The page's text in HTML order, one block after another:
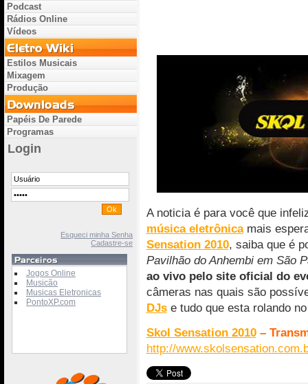
A noticia é para você que
música eletrônicamais
Sensation 2010, saiba que é
Pavilhão do Anhembi em São
ao vivo pelo site oficial do
câmeras nas quais são
DJse tudo que esta rolando
Skol Sensation 2010–
http://
Podcast
Rádios Online
Vídeos
Estilos Musicais
Mixagem
Produção
Papéis De Parede
Programas
Login
Esqueci minha Senha
Cadastre-se
Jogos Online
Musicão
Musicas Eletronicas
PontoXP.com